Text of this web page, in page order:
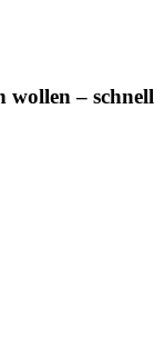
wollen – schnell